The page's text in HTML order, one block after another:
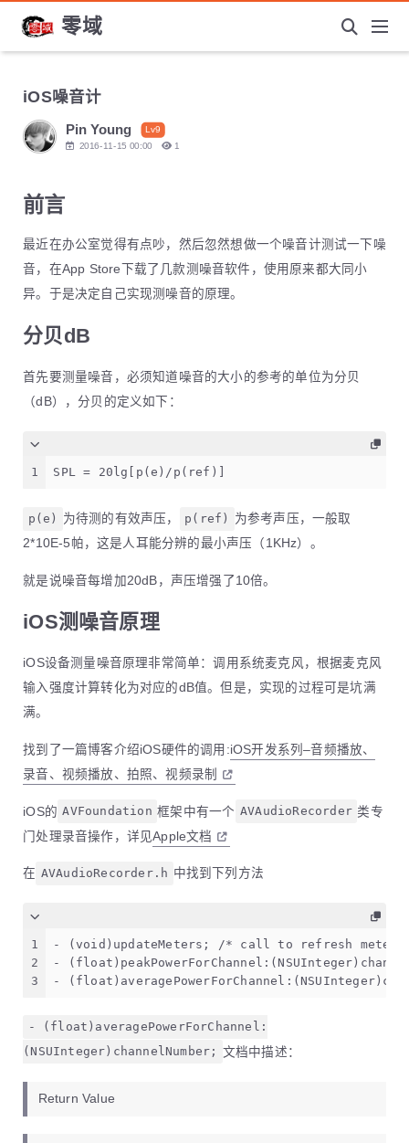
零域
iOS噪音计
Pin Young
Lv9
2016-11-15 00:00
1
前言
最近在办公室觉得有点吵，然后忽然想做一个噪音计测试一下噪
音，在App Store下载了几款测噪音软件，使用原来都大同小
异。于是决定自己实现测噪音的原理。
分贝dB
首先要测量噪音，必须知道噪音的大小的参考的单位为分贝
（dB），分贝的定义如下：
1 SPL = 20lg[p(e)/p(ref)]
p(e) 为待测的有效声压， p(ref)
为参考声压，一般取
2*10E-5帕，这是人耳能分辨的最小声压（1KHz）。
就是说噪音每增加20dB，声压增强了10倍。
iOS测噪音原理
iOS设备测量噪音原理非常简单：调用系统麦克风，根据麦克风
输入强度计算转化为对应的dB值。但是，实现的过程可是坑满
满。
找到了一篇博客介绍iOS硬件的调用:iOS开发系列–音频播放、
录音、视频播放、拍照、视频录制
iOS的 AVFoundation 框架中有一个 AVAudioRecorder 类专
门处理录音操作，详见Apple文档
在 AVAudioRecorder.h 中找到下列方法
1
2
3
- (void)updateMeters; /* call to refresh meter
-
-
- (float)averagePowerForChannel:
(NSUInteger)channelNumber; 文档中描述：
Return Value